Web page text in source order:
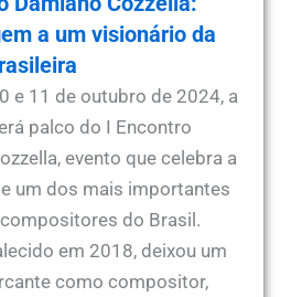
a um visionário da
e 11 de outubro de 2024, a
palco do I Encontro
evento que celebra a
um dos mais importantes
do Brasil.
em 2018, deixou um
como compositor,